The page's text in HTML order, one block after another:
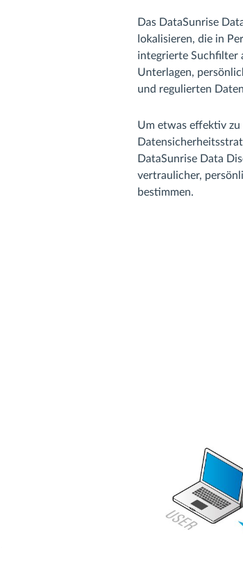
Das DataSunrise
lokalisieren, die in
integrierte Suchfilter
Unterlagen,
und regulierten
Um etwas effektiv zu
DataSunrise Data
vertraulicher,
bestimmen.